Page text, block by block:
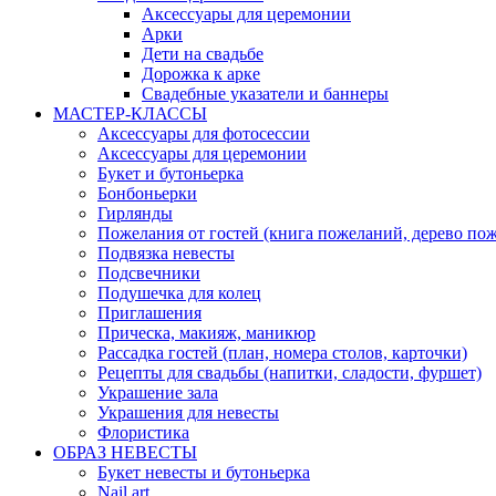
Аксессуары для церемонии
Арки
Дети на свадьбе
Дорожка к арке
Свадебные указатели и баннеры
МАСТЕР-КЛАССЫ
Аксессуары для фотосессии
Аксессуары для церемонии
Букет и бутоньерка
Бонбоньерки
Гирлянды
Пожелания от гостей (книга пожеланий, дерево
Подвязка невесты
Подсвечники
Подушечка для колец
Приглашения
Прическа, макияж, маникюр
Рассадка гостей (план, номера столов, карточки)
Рецепты для свадьбы (напитки, сладости, фуршет)
Украшение зала
Украшения для невесты
Флористика
ОБРАЗ НЕВЕСТЫ
Букет невесты и бутоньерка
Nail art